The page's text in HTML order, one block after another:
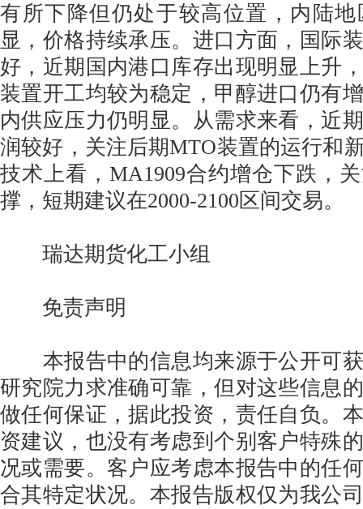
有所下降但仍处于较高位置，内陆
显，价格持续承压。进口方面，国际
好，近期国内港口库存出现明显上升
装置开工均较为稳定，甲醇进口仍有
内供应压力仍明显。从需求来看，近
润较好，关注后期MTO装置的运行和
技术上看，MA1909合约增仓下跌，
撑，短期建议在2000-2100区间交易。
瑞达期货化工小组
免责声明
本报告中的信息均来源于公开可获
研究院力求准确可靠，但对这些信息
做任何保证，据此投资，责任自负。
资建议，也没有考虑到个别客户特殊
况或需要。客户应考虑本报告中的任
合其特定状况。本报告版权仅为我公